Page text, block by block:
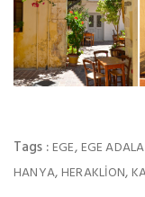
Tags : EGE, EGE
HANYA, HERAKLION,